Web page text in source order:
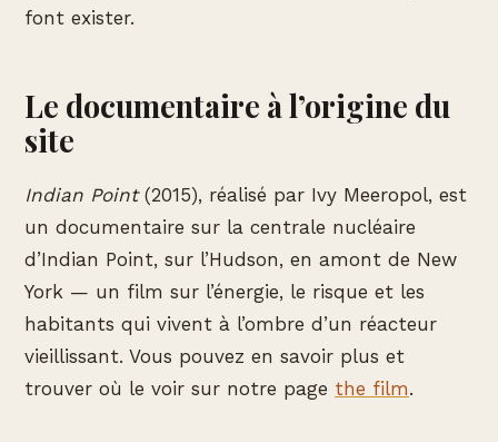
font exister.
Le documentaire à l’origine du
site
Indian Point(2015), réalisé par Ivy Meeropol, est
un documentaire sur la centrale nucléaire
d’Indian Point, sur l’Hudson, en amont de New
York — un film sur l’énergie, le risque et les
habitants qui vivent à l’ombre d’un réacteur
vieillissant. Vous pouvez en savoir plus et
trouver où le voir sur notre page the film.